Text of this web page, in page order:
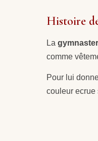
Histoire
La
comme
Pour lui
couleur ecrue